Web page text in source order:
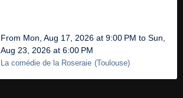
From Mon, Aug 17, 2026 at 9:00 PM to Sun,
Aug 23, 2026 at 6:00 PM
La comédie de la Roseraie (Toulouse)